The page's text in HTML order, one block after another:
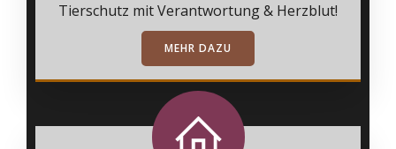
Tierschutz mit Verantwortung & Herzblut!
MEHR DAZU